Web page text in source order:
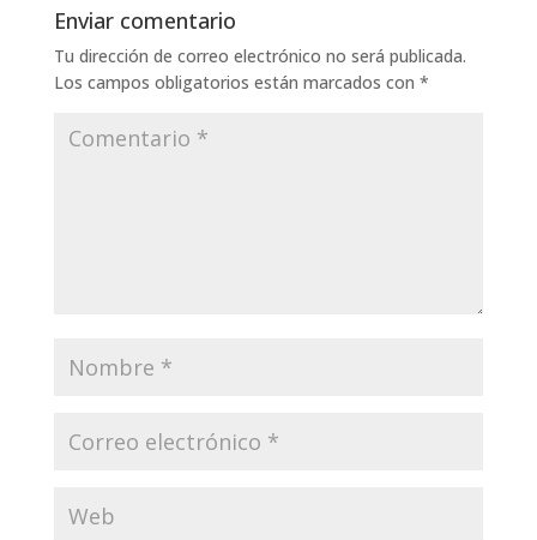
Enviar comentario
Tu dirección de correo electrónico no será publicada.
Los campos obligatorios están marcados con *